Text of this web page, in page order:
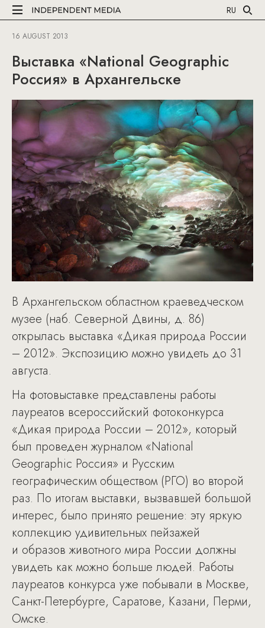
RU
16 AUGUST 2013
Выставка «National Geographic
Россия» в Архангельске
В Архангельском областном краеведческом
музее (наб. Северной Двины, д. 86)
открылась выставка «Дикая природа России
– 2012». Экспозицию можно увидеть до 31
августа.
На фотовыставке представлены работы
лауреатов всероссийский фотоконкурса
«Дикая природа России – 2012», который
был проведен журналом «National
Geographic Россия» и Русским
географическим обществом (РГО) во второй
раз. По итогам выставки, вызвавшей большой
интерес, было принято решение: эту яркую
коллекцию удивительных пейзажей
и образов животного мира России должны
увидеть как можно больше людей. Работы
лауреатов конкурса уже побывали в Москве,
Санкт-Петербурге, Саратове, Казани, Перми,
Омске.